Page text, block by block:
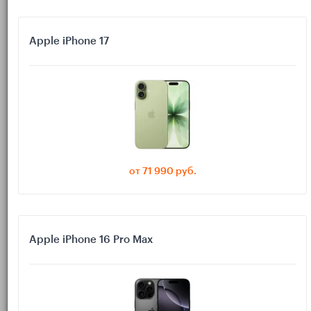
часть портов делит между собой общую пропускную
ожидаемый сценарий не поддерживается самой моделью
устройство
характеристики хаба и не смотреть на возможности iPhone,
iPad или MacBook. На деле первым делом нужно ответить на
Apple iPhone 17
от 71 990 руб.
Apple iPhone 16 Pro Max